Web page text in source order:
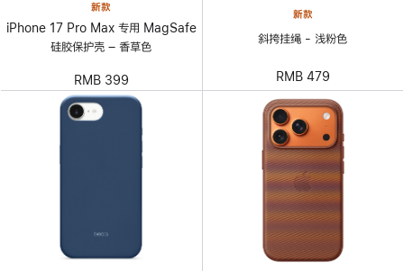
新款
iPhone 17 Pro Max 专用 MagSafe
硅胶保护壳 – 香草色
RMB 399
新款
斜挎挂绳 - 浅粉色
RMB 479